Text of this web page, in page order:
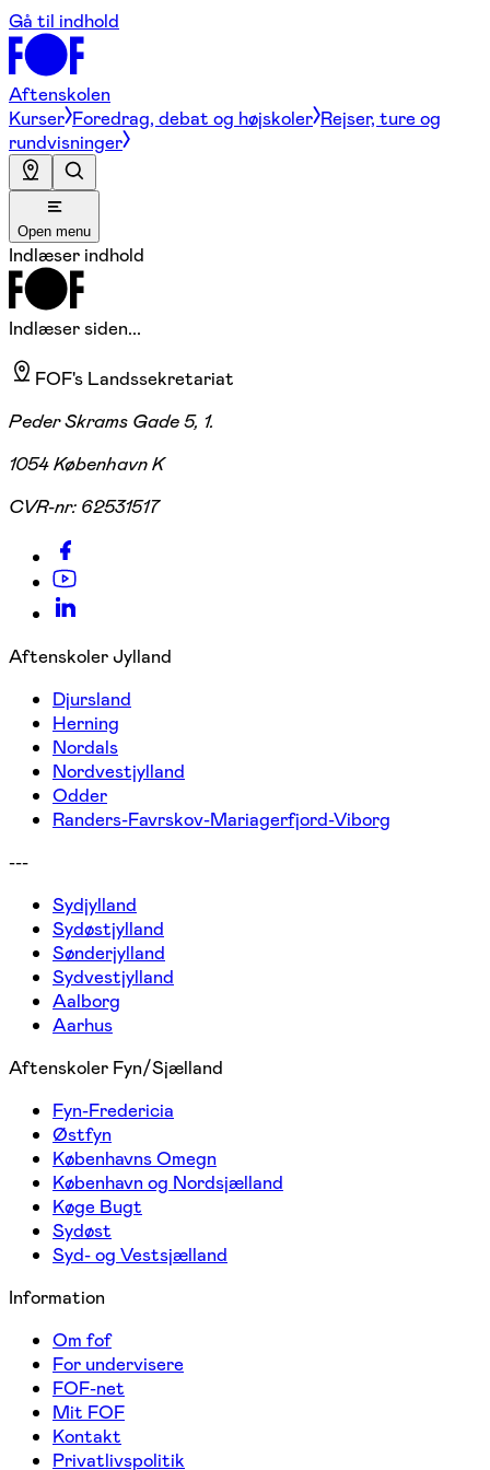
Gå til indhold
Aftenskolen
Kurser Foredrag, debat og højskoler Rejser, ture og
rundvisninger
Open menu
Indlæser indhold
Indlæser siden...
FOF's Landssekretariat
Peder Skrams Gade 5, 1.
1054 København K
CVR-nr: 62531517
Aftenskoler Jylland
Djursland
Herning
Nordals
Nordvestjylland
Odder
Randers-Favrskov-Mariagerfjord-Viborg
---
Sydjylland
Sydøstjylland
Sønderjylland
Sydvestjylland
Aalborg
Aarhus
Aftenskoler Fyn/Sjælland
Fyn-Fredericia
Østfyn
Københavns Omegn
København og Nordsjælland
Køge Bugt
Sydøst
Syd- og Vestsjælland
Information
Om fof
For undervisere
FOF-net
Mit FOF
Kontakt
Privatlivspolitik